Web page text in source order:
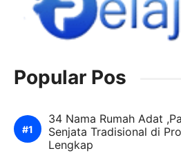
Popular Pos
34 Nama Rumah Adat
Senjata Tradisional di
Lengkap